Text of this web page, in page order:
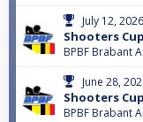
July 12, 2026
Shooters
BPBF Brabant
June 28,
Shooters
BPBF Brabant